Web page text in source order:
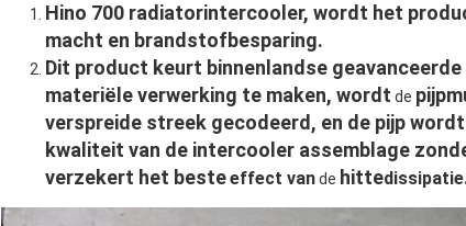
Hino 700 radiatorintercooler, wordt het
macht en brandstofbesparing.
Dit product keurt binnenlandse
materiële verwerking te maken, wordt de
verspreide streek gecodeerd, en de pijp
kwaliteit van de intercooler assemblage
verzekert het besteeffect vande hitte